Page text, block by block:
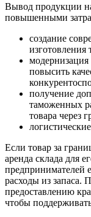
Вывод продукции
повышенными
создание
изготовления
повысить
получение
таможенных
товара через
Если товар за
аренда склада для
предпринимателей
расходы из запаса.
предоставлению
чтобы